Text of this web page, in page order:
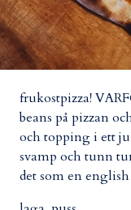
frukostpizza!
beans på pizzan
och topping i ett
svamp och tunn
det som en